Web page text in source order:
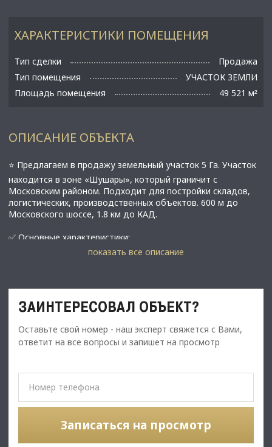
ХАРАКТЕРИСТИКИ ПОМЕЩЕНИЯ
Тип сделки
Продажа
Тип помещения
УЧАСТОК ЗЕМЛИ
Площадь помещения
49 521 м²
ОПИСАНИЕ ОБЪЕКТА
⭐ Предлагаем в продажу земельный участок 5 Га. Участок
находится в зоне «Шушары», который граничит с
Московским районом. Подходит для постройки складов,
логистических, производственных объектов. 600 м до
Московского шоссе, 1.8 км до КАД.
✅ Основные характеристики:
• Цена объекта - 107 000 000 рублей;
✅ Описание:
Удаленность центра зоны от центра города — 20 км, порта
— 29 км, аэропорта «Пулково» — 10 км, КАД — граница
производственной зоны. Близость к крупнейшим
Е105) Железнодорожный транспорт: железнодорожная
станция «Шушары». Расстояние до ближайших
показать все описание
ЗАИНТЕРЕСОВАЛ ОБЪЕКТ?
Оставьте свой номер - наш эксперт свяжется с Вами,
ответит на все вопросы и запишет на просмотр
Записаться на просмотр